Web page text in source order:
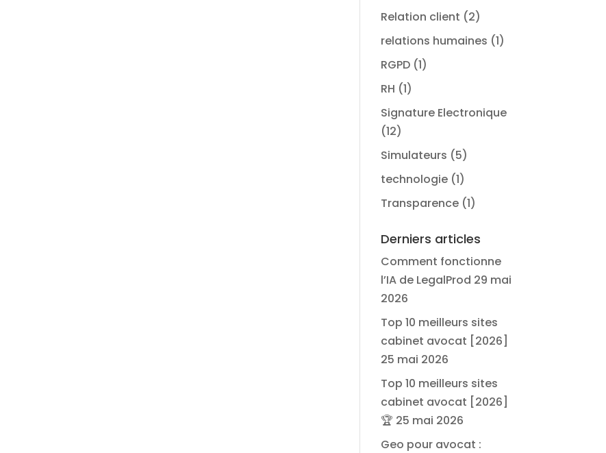
Relation client (2)
relations humaines (1)
RGPD (1)
RH (1)
Signature Electronique
(12)
Simulateurs (5)
technologie (1)
Transparence (1)
Derniers articles
Comment fonctionne
l’IA de LegalProd 29 mai
2026
Top 10 meilleurs sites
cabinet avocat [2026]
25 mai 2026
Top 10 meilleurs sites
cabinet avocat [2026]
🏆 25 mai 2026
Geo pour avocat :